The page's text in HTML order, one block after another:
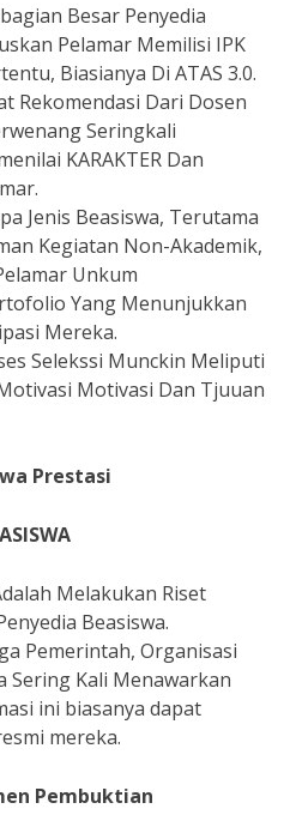
Besar Penyedia
Pelamar Memilisi IPK
Biasianya Di ATAS 3.0.
Rekomendasi Dari Dosen
Seringkali
KARAKTER Dan
Jenis Beasiswa, Terutama
Kegiatan Non-Akademik,
Unkum
Yang Menunjukkan
Mereka.
Selekssi Munckin Meliputi
Motivasi Dan Tjuuan
Prestasi
Melakukan Riset
Beasiswa.
Pemerintah, Organisasi
Sering Kali Menawarkan
ini biasanya dapat
mereka.
Pembuktian